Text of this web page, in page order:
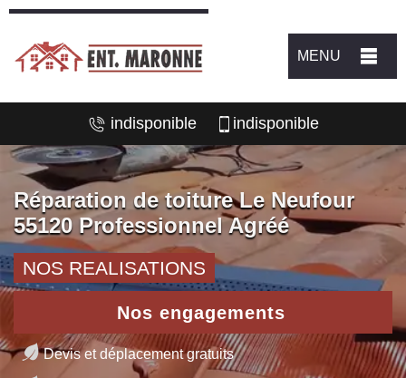
MENU
indisponible indisponible
Réparation de toiture Le Neufour
55120 Professionnel Agréé
NOS REALISATIONS
Nos engagements
Devis et déplacement gratuits